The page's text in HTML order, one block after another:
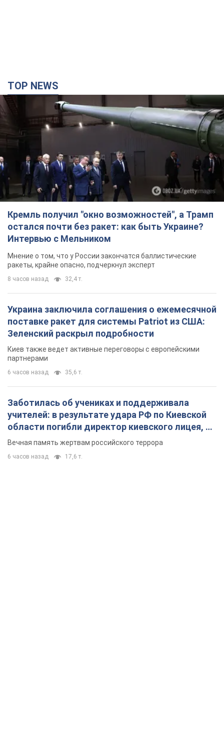
TOP NEWS
Кремль получил "окно возможностей", а Трамп
остался почти без ракет: как быть Украине?
Интервью с Мельником
Мнение о том, что у России закончатся баллистические
ракеты, крайне опасно, подчеркнул эксперт
8 часов назад 32,4 т.
Украина заключила соглашения о ежемесячной
поставке ракет для системы Patriot из США:
Зеленский раскрыл подробности
Киев также ведет активные переговоры с европейскими
партнерами
6 часов назад 35,6 т.
Заботилась об учениках и поддерживала
учителей: в результате удара РФ по Киевской
области погибли директор киевского лицея, её
муж и внук
Вечная память жертвам российского террора
6 часов назад 17,6 т.